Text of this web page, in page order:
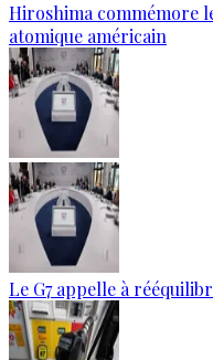
Hiroshima commémore
atomique américain
Le G7 appelle à